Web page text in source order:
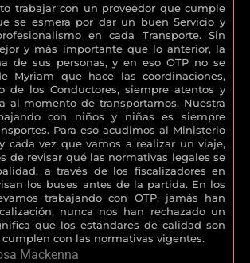
trabajar con un proveedor que cumple
se esmera por dar un buen Servicio y
en cada Transporte. Sin
y más importante que lo anterior, la
de sus personas, y en eso OTP no se
Myriam que hace las coordinaciones,
de los Conductores, siempre atentos y
al momento de transportarnos. Nuestra
con niños y niñas es siempre
Para eso acudimos al Ministerio
cada vez que vamos a realizar un viaje,
de revisar qué las normativas legales se
a través de los fiscalizadores en
los buses antes de la partida. En los
trabajando con OTP, jamás han
nunca nos han rechazado un
que los estándares de calidad son
con las normativas vigentes.
Mackenna